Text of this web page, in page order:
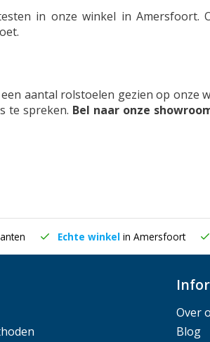
in onze winkel in Amersfoort.
aantal rolstoelen gezien op
te spreken. Bel naar onze
Echte winkel in Amersfoort
Over
Blog